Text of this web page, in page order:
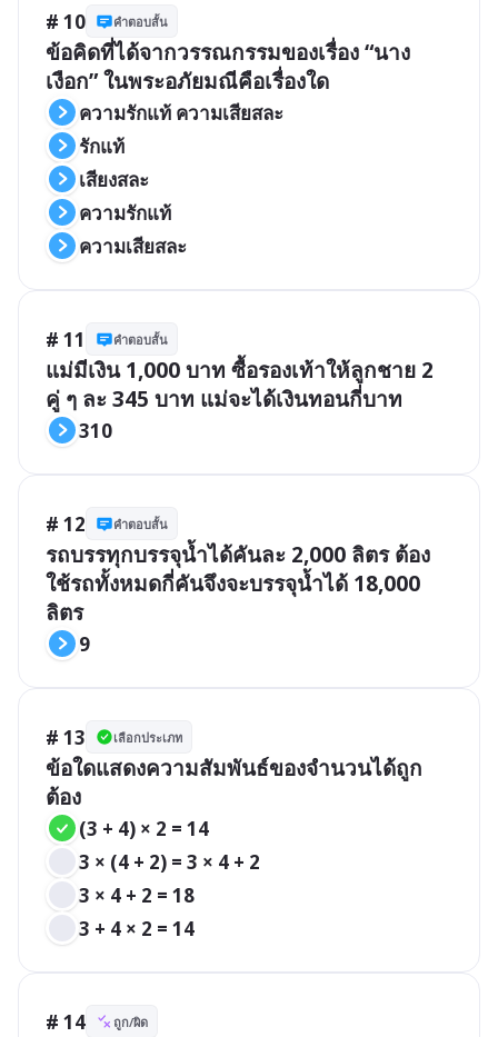
# 10 คำตอบสั้น
ข้อคิดที่ได้จากวรรณกรรมของเรื่อง “นาง
เงือก” ในพระอภัยมณีคือเรื่องใด
ความรักแท้ ความเสียสละ
รักแท้
เสียงสละ
ความรักแท้
ความเสียสละ
# 11 คำตอบสั้น
แม่มีเงิน 1,000 บาท ซื้อรองเท้าให้ลูกชาย 2
คู่ ๆ ละ 345 บาท แม่จะได้เงินทอนกี่บาท
310
# 12 คำตอบสั้น
รถบรรทุกบรรจุน้ำได้คันละ 2,000 ลิตร ต้อง
ใช้รถทั้งหมดกี่คันจึงจะบรรจุน้ำได้ 18,000
ลิตร
9
# 13 เลือกประเภท
ข้อใดแสดงความสัมพันธ์ของจำนวนได้ถูก
ต้อง
(3 + 4) × 2 = 14
3 × (4 + 2) = 3 × 4 + 2
3 × 4 + 2 = 18
3 + 4 × 2 = 14
# 14 ถูก/ผิด